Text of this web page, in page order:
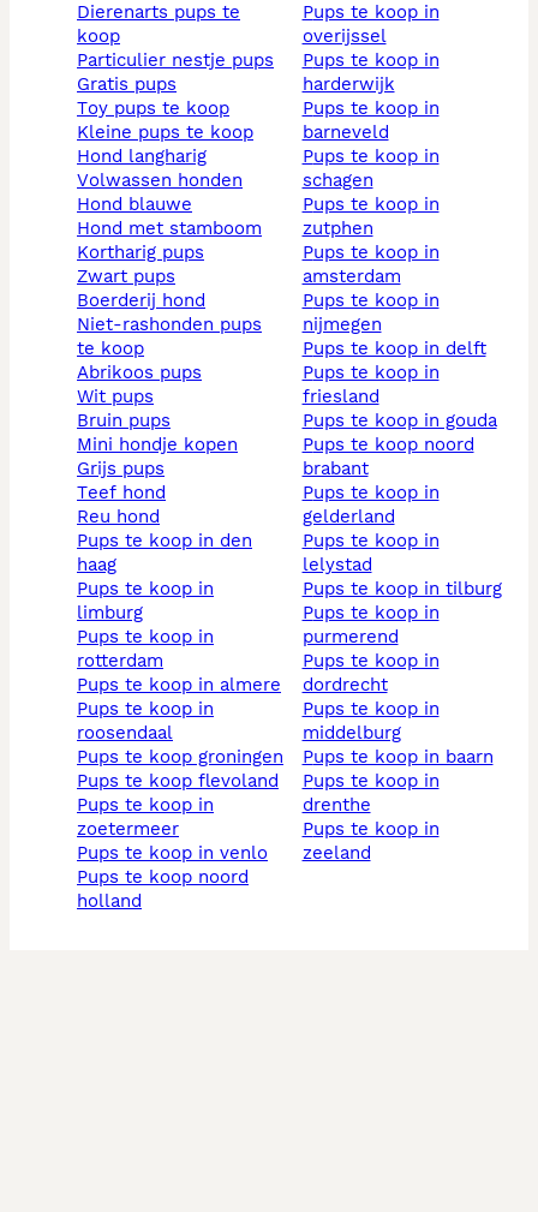
dierenarts pups te
koop
particulier nestje pups
gratis pups
toy pups te koop
kleine pups te koop
hond langharig
volwassen honden
hond blauwe
hond met stamboom
kortharig pups
zwart pups
boerderij hond
niet-rashonden pups
te koop
abrikoos pups
wit pups
bruin pups
mini hondje kopen
grijs pups
teef hond
reu hond
pups te koop in den
haag
pups te koop in
limburg
pups te koop in
rotterdam
pups te koop in almere
pups te koop in
roosendaal
pups te koop groningen
pups te koop flevoland
pups te koop in
zoetermeer
pups te koop in venlo
pups te koop noord
holland
pups te koop in
overijssel
pups te koop in
harderwijk
pups te koop in
barneveld
pups te koop in
schagen
pups te koop in
zutphen
pups te koop in
amsterdam
pups te koop in
nijmegen
pups te koop in delft
pups te koop in
friesland
pups te koop in gouda
pups te koop noord
brabant
pups te koop in
gelderland
pups te koop in
lelystad
pups te koop in tilburg
pups te koop in
purmerend
pups te koop in
dordrecht
pups te koop in
middelburg
pups te koop in baarn
pups te koop in
drenthe
pups te koop in
zeeland